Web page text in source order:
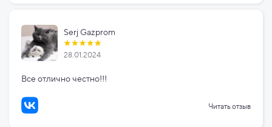
Serj Gazprom
28.01.2024
Все отлично честно!!!
Читать отзыв